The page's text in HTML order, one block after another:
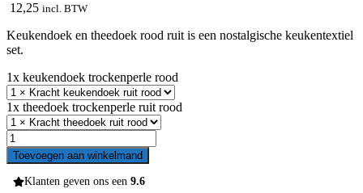
12,25 incl. BTW
Keukendoek en theedoek rood ruit is een nostalgische keukentextiel
set.
1x keukendoek trockenperle rood
1x theedoek trockenperle ruit rood
Keukendoek
en
theedoek
rood
Toevoegen aan winkelmand
Klanten geven ons een 9.6